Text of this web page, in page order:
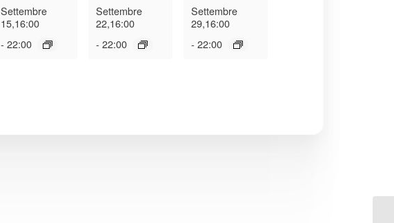
Settembre
15,16:00
- 22:00
Settembre
22,16:00
- 22:00
Settembre
29,16:00
- 22:00